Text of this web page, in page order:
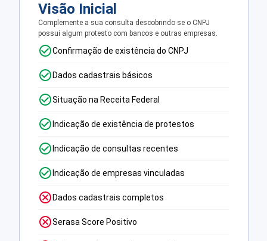
Visão Inicial
Complemente a sua consulta descobrindo se o CNPJ
possui algum protesto com bancos e outras empresas.
Confirmação de existência do CNPJ
Dados cadastrais básicos
Situação na Receita Federal
Indicação de existência de protestos
Indicação de consultas recentes
Indicação de empresas vinculadas
Dados cadastrais completos
Serasa Score Positivo